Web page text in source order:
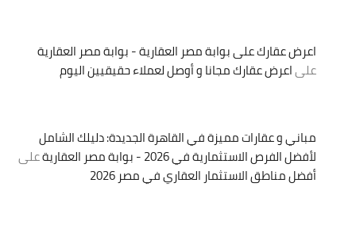
اعرض عقارك على بوابة مصر العقارية - بوابة مصر العقارية
علىاعرض عقارك مجانا و أوصل لعملاء حقيقيين اليوم
مباني و عقارات مميزة في القاهرة الجديدة: دليلك الشامل
لأفضل الفرص الاستثمارية في 2026 - بوابة مصر العقارية
على
أفضل مناطق الاستثمار العقاري في مصر 2026